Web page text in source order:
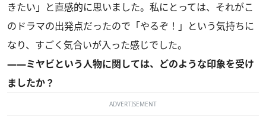
きたい」と直感的に思いました。私にとっては、それがこ
のドラマの出発点だったので「やるぞ！」という気持ちに
なり、すごく気合いが入った感じでした。
――ミヤビという人物に関しては、どのような印象を受け
ましたか？
ADVERTISEMENT